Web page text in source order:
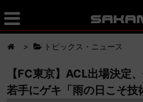
> トピックス・ニュース
【FC東京】ACL出場決定
若手にゲキ「雨の日こそ技